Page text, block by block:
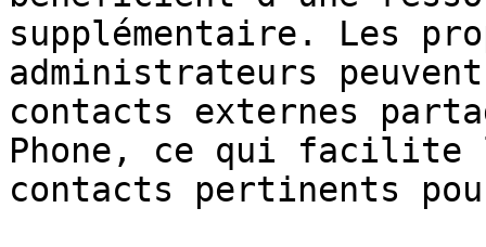
supplémentaire. Les
administrateurs
contacts externes
Phone, ce qui facilite
contacts pertinents